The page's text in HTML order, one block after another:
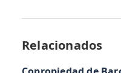
Relacionados